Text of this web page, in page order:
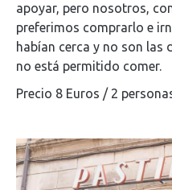
apoyar, pero nosotros,
preferimos comprarlo e
habían cerca y no son las
no está permitido comer.
Precio 8 Euros / 2